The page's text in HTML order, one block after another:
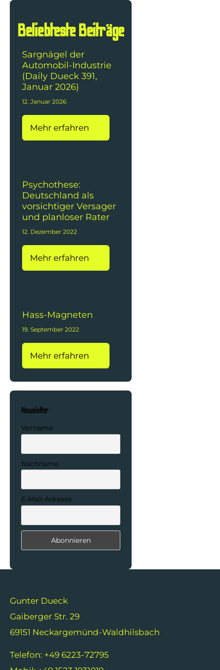
Beliebteste Beiträge
Sargnägel der
Automobil-Industrie
(Daily Dueck 391,
Januar 2026)
12. Januar 2026
Mehr erfahren
Psychothese:
Deutschland als
vorsichtiger Versager
und planloser Rater
12. Dezember 2022
Mehr erfahren
Hass-Magneten
19. September 2022
Mehr erfahren
Newsletter
Vorname
Nachname
E-Mail-Adresse
Gunter Dueck
Gaiberger Str. 29
69151 Neckargemünd-Waldhilsbach
Telefon: +49 6223-72795